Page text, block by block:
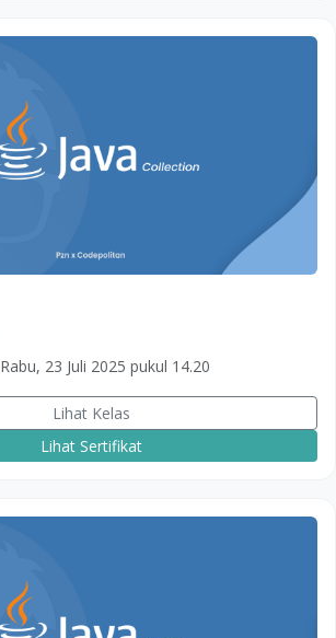
Rabu, 23 Juli 2025 pukul 14.20
Lihat Kelas
Lihat Sertifikat